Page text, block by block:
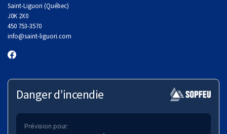
Saint-Liguori (Québec)
J0K 2X0
450 753-3570
info@saint-liguori.com
Danger d’incendie
Prévision pour: